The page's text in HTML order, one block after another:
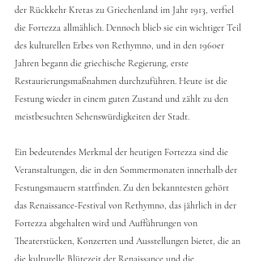
der Rückkehr Kretas zu Griechenland im Jahr 1913, verfiel
die Fortezza allmählich. Dennoch blieb sie ein wichtiger Teil
des kulturellen Erbes von Rethymno, und in den 1960er
Jahren begann die griechische Regierung, erste
Restaurierungsmaßnahmen durchzuführen. Heute ist die
Festung wieder in einem guten Zustand und zählt zu den
meistbesuchten Sehenswürdigkeiten der Stadt.
Ein bedeutendes Merkmal der heutigen Fortezza sind die
Veranstaltungen, die in den Sommermonaten innerhalb der
Festungsmauern stattfinden. Zu den bekanntesten gehört
das Renaissance-Festival von Rethymno, das jährlich in der
Fortezza abgehalten wird und Aufführungen von
Theaterstücken, Konzerten und Ausstellungen bietet, die an
die kulturelle Blütezeit der Renaissance und die